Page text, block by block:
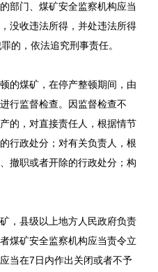
部门、煤矿安全监察机构应当
没收违法所得，并处违法所得
的，依法追究刑事责任。
煤矿，在停产整顿期间，由
行监督检查。因监督检查不
的，对直接责任人，根据情节
行政处分；对有关负责人，根
撤职或者开除的行政处分；构
县级以上地方人民政府负责
煤矿安全监察机构应当责令立
当在7日内作出关闭或者不予